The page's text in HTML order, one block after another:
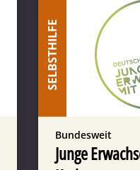
SELBSTHILFE
Bundesweit
Junge